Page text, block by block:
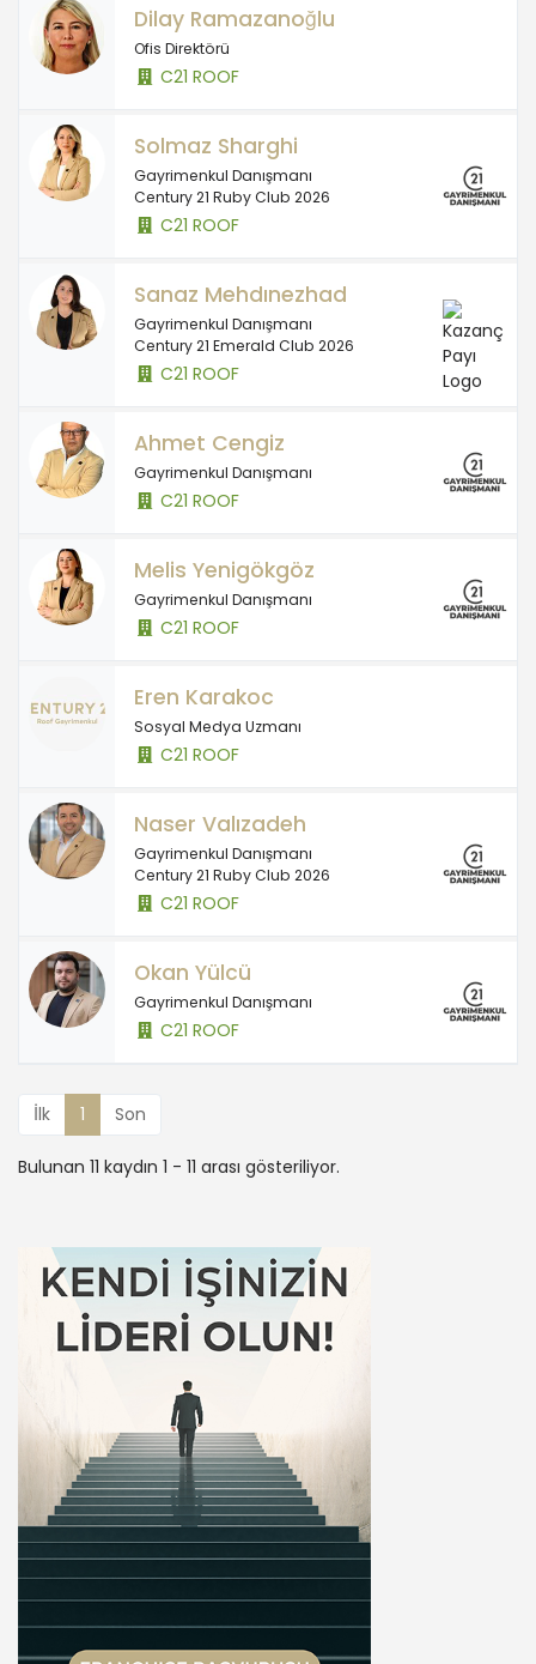
Dilay Ramazanoğlu
Ofis Direktörü
C21 ROOF
Solmaz Sharghi
Gayrimenkul Danışmanı
Century 21 Ruby Club 2026
C21 ROOF
Sanaz Mehdınezhad
Gayrimenkul Danışmanı
Century 21 Emerald Club 2026
C21 ROOF
Ahmet Cengiz
Gayrimenkul Danışmanı
C21 ROOF
Melis Yenigökgöz
Gayrimenkul Danışmanı
C21 ROOF
Eren Karakoc
Sosyal Medya Uzmanı
C21 ROOF
Naser Valızadeh
Gayrimenkul Danışmanı
Century 21 Ruby Club 2026
C21 ROOF
Okan Yülcü
Gayrimenkul Danışmanı
C21 ROOF
İlk 1 Son
Bulunan 11 kaydın 1 - 11 arası gösteriliyor.